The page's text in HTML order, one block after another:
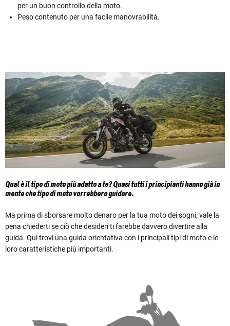
per un buon controllo della moto.
Peso contenuto per una facile manovrabilità.
Qual è il tipo di moto più adatto a te? Quasi tutti i principianti hanno già in
mente che tipo di moto vorrebbero guidare.
Ma prima di sborsare molto denaro per la tua moto dei sogni, vale la
pena chiederti se ciò che desideri ti farebbe davvero divertire alla
guida. Qui trovi una guida orientativa con i principali tipi di moto e le
loro caratteristiche più importanti.